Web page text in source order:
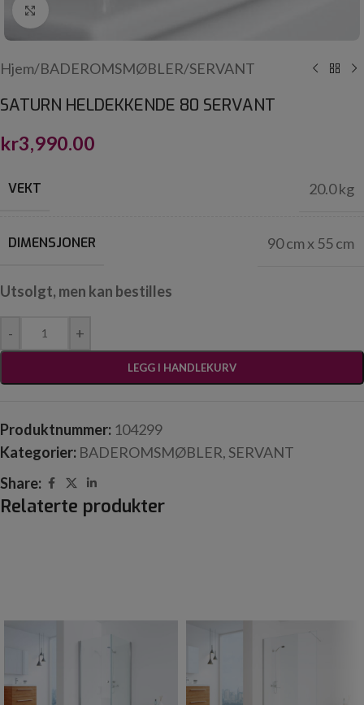
Click to enlarge
Hjem/BADEROMSMØBLER/SERVANT
SATURN HELDEKKENDE 80 SERVANT
kr3,990.00
VEKT 20.0 kg
DIMENSJONER 90 cm x 55 cm
Utsolgt, men kan bestilles
- +
LEGG I HANDLEKURV
Produktnummer: 104299
Kategorier: BADEROMSMØBLER, SERVANT
Share:
Relaterte produkter